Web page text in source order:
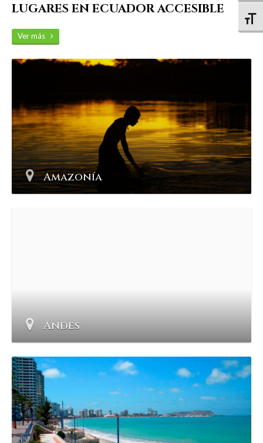
LUGARES EN ECUADOR ACCESIBLE
Ver más
Amazonía
Andes